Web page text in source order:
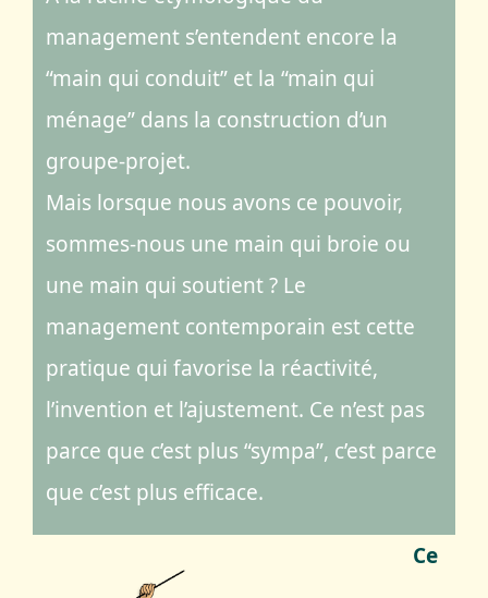
Serious Game
Editorialisation
management s’entendent encore la
“main qui conduit” et la “main qui
ménage” dans la construction d’un
groupe-projet.
Mais lorsque nous avons ce pouvoir,
sommes-nous une main qui broie ou
une main qui soutient ? Le
management contemporain est cette
pratique qui favorise la réactivité,
l’invention et l’ajustement. Ce n’est pas
parce que c’est plus “sympa”, c’est parce
que c’est plus efficace.
Ce